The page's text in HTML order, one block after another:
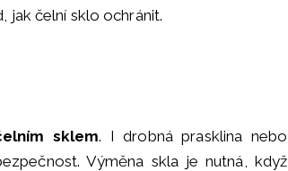
jak čelní sklo ochránit.
sklem. I drobná prasklina nebo
Výměna skla je nutná, když